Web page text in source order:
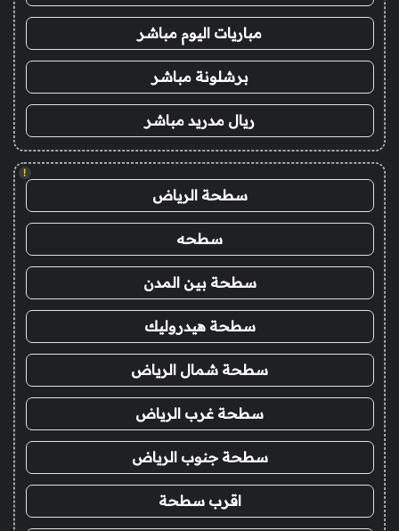
مباريات اليوم مباشر
برشلونة مباشر
ريال مدريد مباشر
!
سطحة الرياض
سطحه
سطحة بين المدن
سطحة هيدروليك
سطحة شمال الرياض
سطحة غرب الرياض
سطحة جنوب الرياض
اقرب سطحة